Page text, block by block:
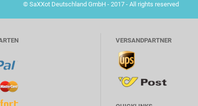
© SaXXot Deutschland GmbH - 2017 - All rights reserved
VERSANDPARTNER